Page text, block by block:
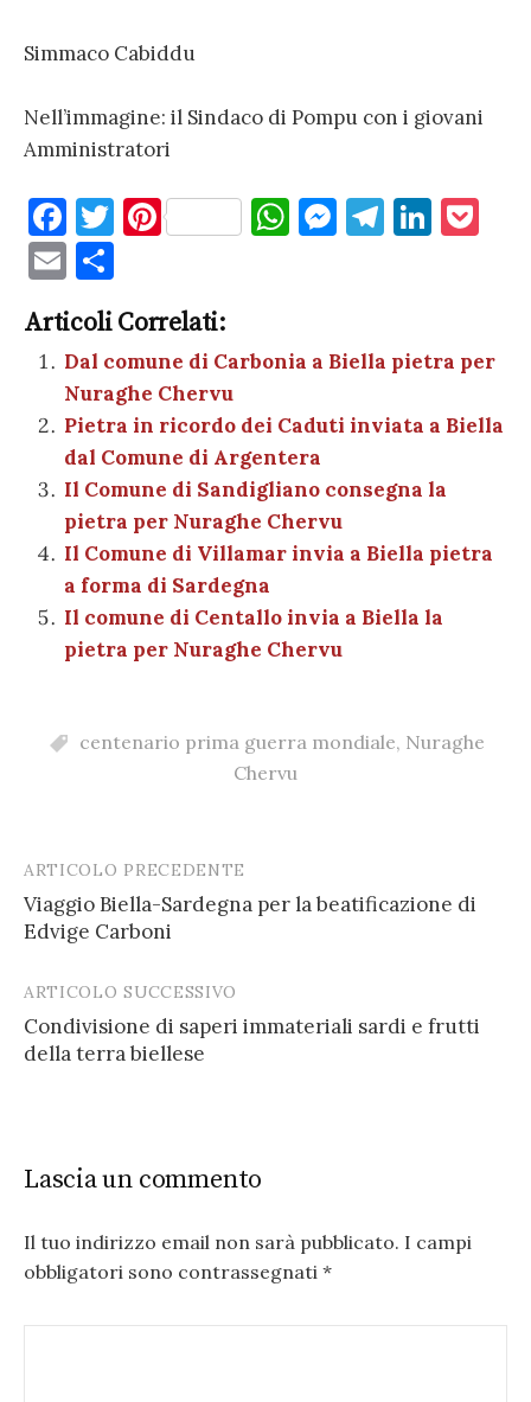
Simmaco Cabiddu
Nell’immagine: il Sindaco di Pompu con i giovani
Amministratori
F
a
c
e
b
o
o
k
T
te
r
Pi
es
t
W
A
p
p
M
g
er
T
a
m
Li
dI
n
et
E
m
ai
l
n
di
vi
di
Articoli Correlati:
Dal comune di Carbonia a Biella pietra per
Nuraghe Chervu
Pietra in ricordo dei Caduti inviata a Biella
dal Comune di Argentera
Il Comune di Sandigliano consegna la
pietra per Nuraghe Chervu
Il Comune di Villamar invia a Biella pietra
a forma di Sardegna
Il comune di Centallo invia a Biella la
pietra per Nuraghe Chervu
centenario prima guerra mondiale, Nuraghe
Chervu
Post
navigation
ARTICOLO PRECEDENTE
Viaggio Biella-Sardegna per la beatificazione di
Edvige Carboni
ARTICOLO SUCCESSIVO
Condivisione di saperi immateriali sardi e frutti
della terra biellese
Lascia un commento
Il tuo indirizzo email non sarà pubblicato. I campi
obbligatori sono contrassegnati *